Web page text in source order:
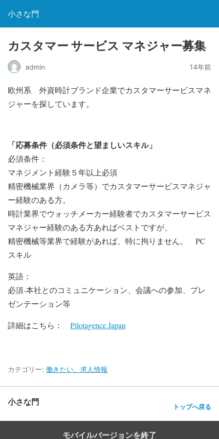
小さな門
カスタマー サービス マネジャー募集
admin 14年前
欧州系 外資時計ブランド企業でカスタマーサービスマネ
ジャーを探しています。
「応募条件（必須条件と望ましいスキル」
必須条件：
マネジメント経験５年以上必須
精密機械業界（カメラ等）でカスタマーサービスマネジャ
ー経験のある方。
時計業界でウォッチメーカー経験者でカスタマーサービス
マネジャー経験のある方あればベストですが、
精密機械等業界で経験があれば、特に拘りません。 PC
スキル
英語：
必須-本社とのコミュニケーション、会議への参加、プレ
ゼンテーション等
詳細はこちら： Pilotagence Japan
カテゴリー: 働きたい、求人情報
小さな門 トップへ戻る
モバイルバージョンを終了